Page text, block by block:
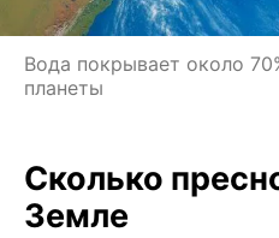
Вода покрывает около
планеты
Сколько
Земле